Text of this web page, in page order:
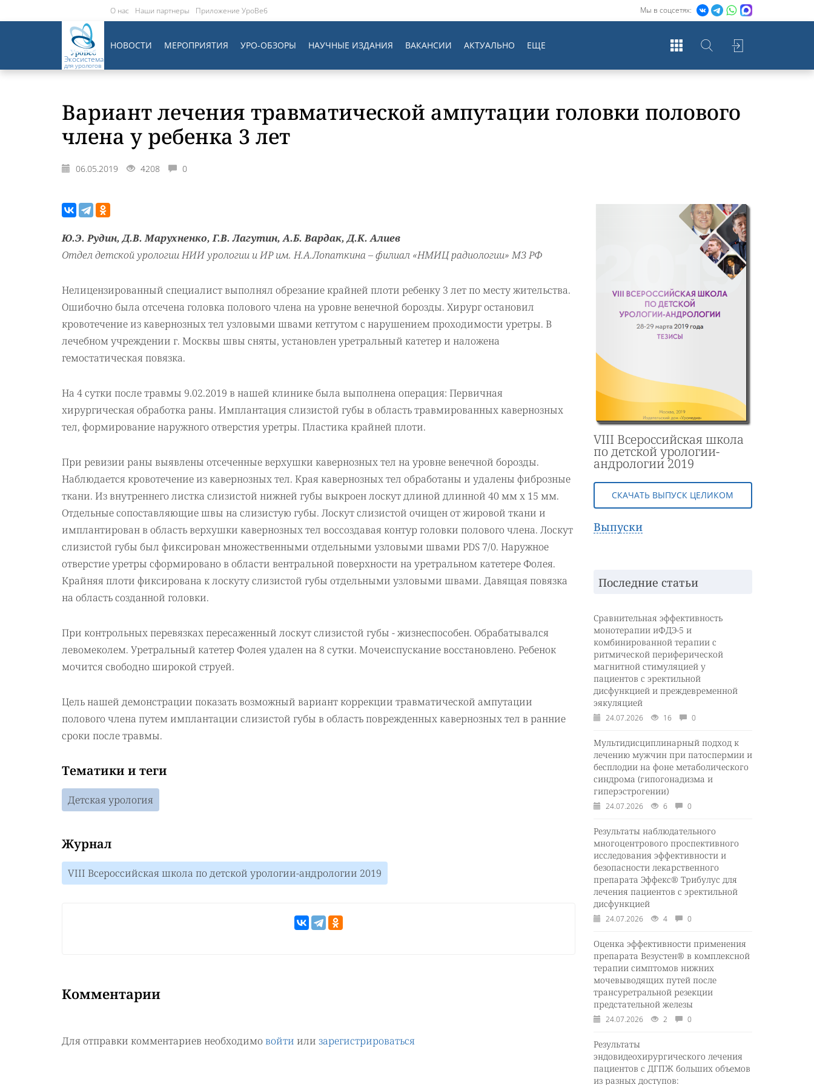
Мы в соцсетях:
О нас Наши партнеры Приложение УроВеб
Экосистема
для урологов
НОВОСТИ МЕРОПРИЯТИЯ УРО-ОБЗОРЫ НАУЧНЫЕ ИЗДАНИЯ ВАКАНСИИ АКТУАЛЬНО ЕЩЕ
Вариант лечения травматической ампутации головки полового
члена у ребенка 3 лет
06.05.2019 4208 0
Ю.Э. Рудин, Д.В. Марухненко, Г.В. Лагутин, А.Б. Вардак, Д.К. Алиев
Отдел детской урологии НИИ урологии и ИР им. Н.А.Лопаткина – филиал «НМИЦ радиологии» МЗ РФ
Нелицензированный специалист выполнял обрезание крайней плоти ребенку 3 лет по месту жительства.
Ошибочно была отсечена головка полового члена на уровне венечной борозды. Хирург остановил
кровотечение из кавернозных тел узловыми швами кетгутом с нарушением проходимости уретры. В
лечебном учреждении г. Москвы швы сняты, установлен уретральный катетер и наложена
гемостатическая повязка.
На 4 сутки после травмы 9.02.2019 в нашей клинике была выполнена операция: Первичная
хирургическая обработка раны. Имплантация слизистой губы в область травмированных кавернозных
тел, формирование наружного отверстия уретры. Пластика крайней плоти.
При ревизии раны выявлены отсеченные верхушки кавернозных тел на уровне венечной борозды.
Наблюдается кровотечение из кавернозных тел. Края кавернозных тел обработаны и удалены фиброзные
ткани. Из внутреннего листка слизистой нижней губы выкроен лоскут длиной длинной 40 мм х 15 мм.
Отдельные сопоставляющие швы на слизистую губы. Лоскут слизистой очищен от жировой ткани и
имплантирован в область верхушки кавернозных тел воссоздавая контур головки полового члена. Лоскут
слизистой губы был фиксирован множественными отдельными узловыми швами PDS 7/0. Наружное
отверстие уретры сформировано в области вентральной поверхности на уретральном катетере Фолея.
Крайняя плоти фиксирована к лоскуту слизистой губы отдельными узловыми швами. Давящая повязка
на область созданной головки.
При контрольных перевязках пересаженный лоскут слизистой губы - жизнеспособен. Обрабатывался
левомеколем. Уретральный катетер Фолея удален на 8 сутки. Мочеиспускание восстановлено. Ребенок
мочится свободно широкой струей.
Цель нашей демонстрации показать возможный вариант коррекции травматической ампутации
полового члена путем имплантации слизистой губы в область поврежденных кавернозных тел в ранние
сроки после травмы.
Тематики и теги
Детская урология
Журнал
VIII Всероссийская школа по детской урологии-андрологии 2019
Комментарии
Для отправки комментариев необходимо войти или зарегистрироваться
VIII Всероссийская школа
по детской урологии-
андрологии 2019
СКАЧАТЬ ВЫПУСК ЦЕЛИКОМ
Выпуски
Последние статьи
Сравнительная эффективность
монотерапии иФДЭ-5 и
комбинированной терапии с
ритмической периферической
магнитной стимуляцией у
пациентов с эректильной
дисфункцией и преждевременной
эякуляцией
24.07.2026 16 0
Мультидисциплинарный подход к
лечению мужчин при патоспермии и
бесплодии на фоне метаболического
синдрома (гипогонадизма и
гиперэстрогении)
24.07.2026 6 0
Результаты наблюдательного
многоцентрового проспективного
исследования эффективности и
безопасности лекарственного
препарата Эффекс® Трибулус для
лечения пациентов с эректильной
дисфункцией
24.07.2026 4 0
Оценка эффективности применения
препарата Везустен® в комплексной
терапии симптомов нижних
мочевыводящих путей после
трансуретральной резекции
предстательной железы
24.07.2026 2 0
Результаты
эндовидеохирургического лечения
пациентов с ДГПЖ больших объемов
из разных доступов: